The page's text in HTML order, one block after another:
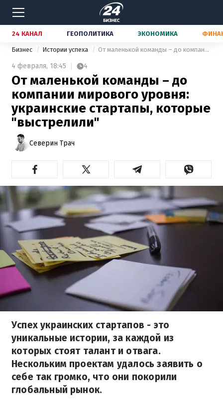
24 КАНАЛ ГЕОПОЛИТИКА ЭКОНОМИКА
Бизнес Истории успеха От маленькой команды – до компании мирового уровня: украинские стартапы, которые "выстрелили"
4 февраля, 18:45 4
От маленькой команды – до
компании мирового уровня:
украинские стартапы, которые
"выстрелили"
Северин Трач
Успех украинских стартапов - это
уникальные истории, за каждой из
которых стоят талант и отвага.
Нескольким проектам удалось заявить о
себе так громко, что они покорили
глобальный рынок.